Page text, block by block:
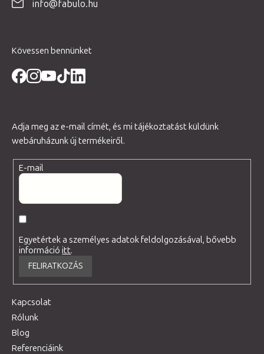
info@fabulo.hu
Kövessen bennünket
Adja meg az e-mail címét, és mi tájékoztatást küldünk
webáruházunk új termékeiről.
E-mail
Egyetértek a személyes adatok feldolgozásával, bővebb
információitt.
FELIRATKOZÁS
Kapcsolat
Rólunk
Blog
Referenciáink